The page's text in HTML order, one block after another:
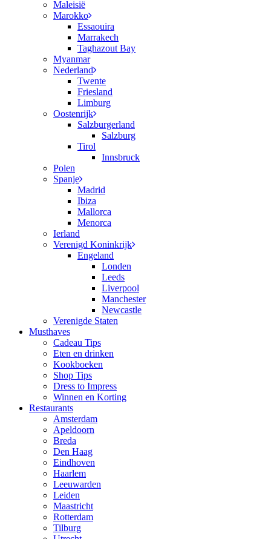
Maleisië
Marokko
Essaouira
Marrakech
Taghazout Bay
Myanmar
Nederland
Twente
Friesland
Limburg
Oostenrijk
Salzburgerland
Salzburg
Tirol
Innsbruck
Polen
Spanje
Madrid
Ibiza
Mallorca
Menorca
Ierland
Verenigd Koninkrijk
Engeland
Londen
Leeds
Liverpool
Manchester
Newcastle
Verenigde Staten
Musthaves
Cadeau Tips
Eten en drinken
Kookboeken
Shop Tips
Dress to Impress
Winnen en Korting
Restaurants
Amsterdam
Apeldoorn
Breda
Den Haag
Eindhoven
Haarlem
Leeuwarden
Leiden
Maastricht
Rotterdam
Tilburg